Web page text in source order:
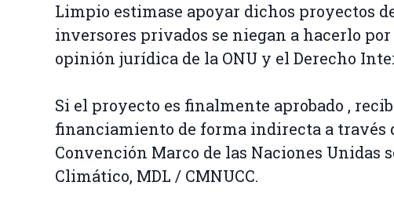
Limpio estimase apoyar dichos proyectos
inversores privados se niegan a hacerlo por
opinión jurídica de la ONU y el Derecho
Si el proyecto es finalmente aprobado ,
financiamiento de forma indirecta a través
Convención Marco de las Naciones Unidas
Climático, MDL / CMNUCC.